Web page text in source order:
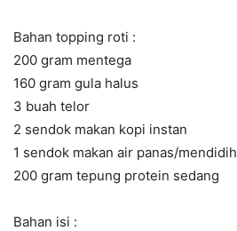
Bahan topping roti :
200 gram mentega
160 gram gula halus
3 buah telor
2 sendok makan kopi instan
1 sendok makan air panas/mendidih
200 gram tepung protein sedang
Bahan isi :